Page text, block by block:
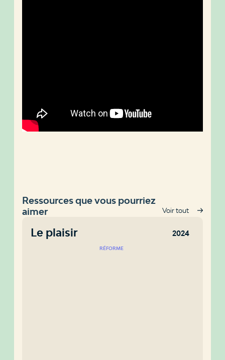
Ressources que vous pourriez
aimer
Voir tout
2024
Le plaisir
RÉFORME